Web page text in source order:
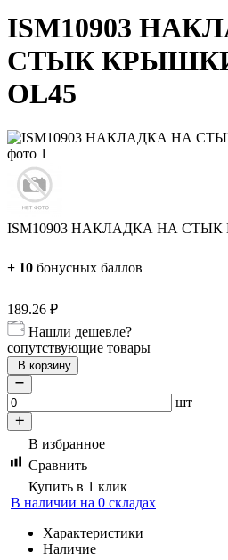
ISM10903
СТЫК
OL45
ISM10903 НАКЛАДКА НА
+ 10 бонусных баллов
189.26 ₽
Нашли дешевле?
сопутствующие товары
В корзину
шт
В избранное
Сравнить
Купить в 1 клик
В наличии на 0 складах
Характеристики
Наличие